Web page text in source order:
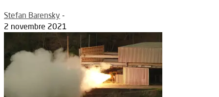
Stefan Barensky -
2 novembre 2021